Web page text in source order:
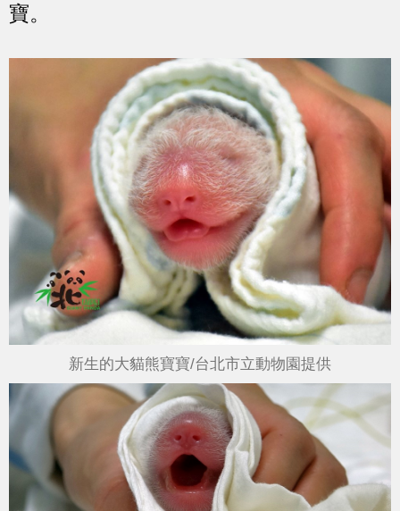
寶。
新生的大貓熊寶寶/台北市立動物園提供